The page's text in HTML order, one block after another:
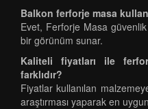
Balkon ferforje masa
Evet, Ferforje Masa
bir görünüm sunar.
Kaliteli fiyatları ile
farklıdır?
Fiyatlar kullanılan
araştırması yaparak en